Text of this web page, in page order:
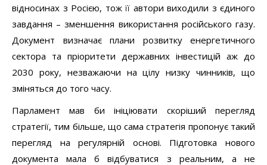
відносинах з Росією, тож її автори виходили з єдиного
завдання – зменшення використання російського газу.
Документ визначає плани розвитку енергетичного
сектора та пріоритети державних інвестицій аж до
2030 року, незважаючи на цілу низку чинників, що
зміняться до того часу.
Парламент мав би ініціювати скоріший перегляд
стратегії, тим більше, що сама стратегія пропонує такий
перегляд на регулярній основі. Підготовка нового
документа мала б відбуватися з реальним, а не